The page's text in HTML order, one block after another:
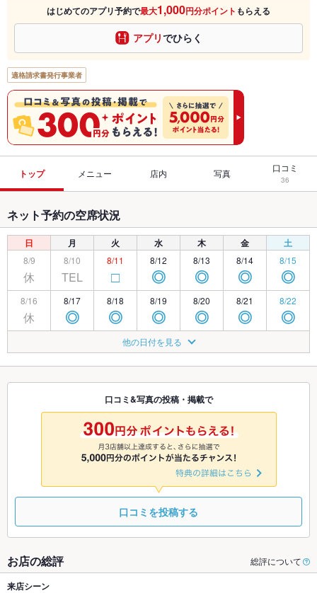
はじめてのアプリ予約で最大1,000円分ポイント もらえる
アプリでひらく
適格請求書発行事業者
トップ メニュー 店内 写真 口コミ
36
ネット予約の空席状況
日 月 火 水 木 金 土
8/9
休
8/10
TEL
8/11
□
8/12
◎
8/13
◎
8/14
◎
8/15
◎
8/16
休
8/17
◎
8/18
◎
8/19
◎
8/20
◎
8/21
◎
8/22
◎
休 ◎
8/25
◎
8/26
◎
8/27
◎ ◎ ◎
8/30 8/31 9/1
◎
9/2
◎
9/3
◎
9/4 9/5
9/8
◎ ◎ ◎ ◎
他の日付を見る
口コミ&写真の投稿・掲載で
口コミを投稿する
お店の総評 総評について
来店シーン